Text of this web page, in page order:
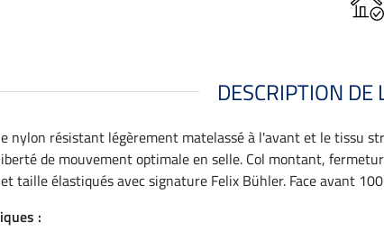
DESCRIPTION DE
nylon résistant légèrement matelassé à l'avant et le tissu
de mouvement optimale en selle. Col montant,
taille élastiqués avec signature Felix Bühler. Face avant
: